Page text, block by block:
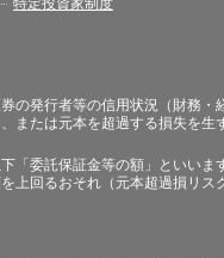
特定投資家制度
の発行者等の信用状況（財務・
または元本を超過する損失を生
「委託保証金等の額」といいま
上回るおそれ（元本超過損リス